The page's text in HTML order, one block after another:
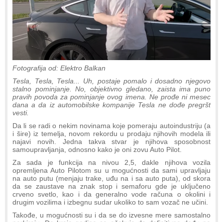
Fotografija od: Elektro Balkan
Tesla, Tesla, Tesla... Uh, postaje pomalo i dosadno njegovo
stalno pominjanje. No, objektivno gledano, zaista ima puno
pravih povoda za pominjanje ovog imena. Ne prođe ni mesec
dana a da iz automobilske kompanije Tesla ne dođe pregršt
vesti.
Da li se radi o nekim novinama koje pomeraju autoindustriju (a
i šire) iz temelja, novom rekordu u prodaju njihovih modela ili
najavi novih. Jedna takva stvar je njihova sposobnost
samoupravljanja, odnosno kako je oni zovu Auto Pilot.
Za sada je funkcija na nivou 2,5, dakle njihova vozila
opremljena Auto Pilotom su u mogućnosti da sami upravljaju
na auto putu (menjaju trake, uđu na i sa auto puta), od skora
da se zaustave na znak stop i semaforu gde je uključeno
crveno svetlo, kao i da generalno vode računa o okolini i
drugim vozilima i izbegnu sudar ukoliko to sam vozač ne učini.
Takođe, u mogućnosti su i da se do izvesne mere samostalno